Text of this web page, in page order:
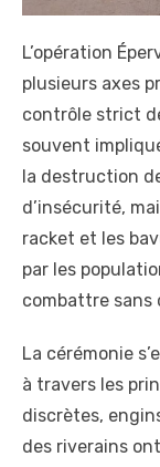
L’opération
plusieurs axes
contrôle strict
souvent
la destruction
d’insécurité,
racket et les
par les
combattre sans
La cérémonie
à travers les
discrètes,
des riverains